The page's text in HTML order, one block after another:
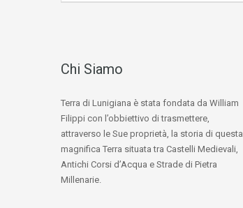
Chi Siamo
Terra di Lunigiana è stata fondata da William
Filippi con l’obbiettivo di trasmettere,
attraverso le Sue proprietà, la storia di questa
magnifica Terra situata tra Castelli Medievali,
Antichi Corsi d’Acqua e Strade di Pietra
Millenarie.